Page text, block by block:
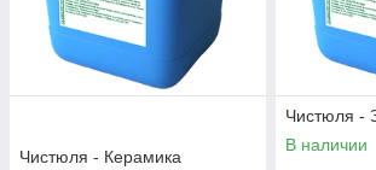
Чистюля - Керамика
Чистюля -
В наличии